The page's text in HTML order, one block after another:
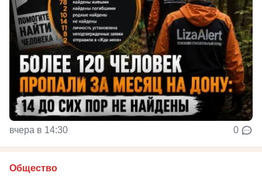
вчера в 14:30 0
Общество